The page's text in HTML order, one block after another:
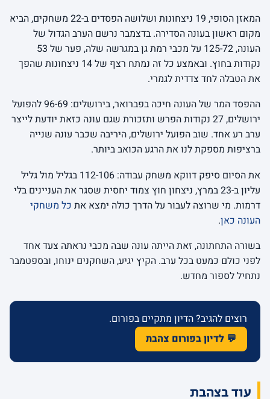
המאזן הסופי, 19 ניצחונות ושלושה הפסדים ב-22 משחקים, הביא
מקום ראשון בעונה הסדירה. בדצמבר נרשם הערב הגדול של
העונה, 125-72 על מכבי רמת גן במגרשה שלה, פער של 53
נקודות בחוץ. ובאמצע כל זה נמתח רצף של 14 ניצחונות שהפך
את הטבלה לחד צדדית לגמרי.
ההפסד המר של העונה חיכה בפברואר, בירושלים: 96-69 להפועל
ירושלים, 27 נקודות הפרש ותזכורת שגם עונה כזאת יודעת לייצר
ערב רע אחד. שוב הפועל ירושלים, היריבה שכבר עונה שנייה
ברציפות מספקת לנו את הרגע הכואב ביותר.
את הסיום סיפק דווקא משחק עבודה: 112-106 בגליל מול גליל
עליון ב-23 במרץ, ניצחון חוץ צמוד יחסית שסגר את העניינים בלי
דרמות. מי שרוצה לעבור על הדרך כולה ימצא את כל משחקי
העונה כאן.
בשורה התחתונה, זאת הייתה עונה שבה מכבי נראתה צעד אחד
לפני כולם כמעט בכל ערב. הקיץ יגיע, השחקנים ינוחו, ובספטמבר
נתחיל לספור מחדש.
רוצים להגיב? הדיון מתקיים בפורום.
💬 לדיון בפורום צהבת
עוד בצהבת